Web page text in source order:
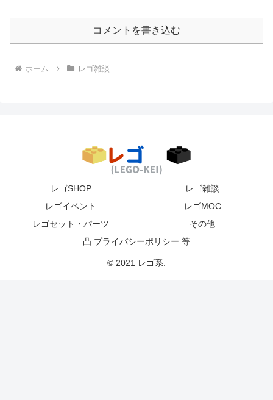
コメントを書き込む
ホーム レゴ雑談
レゴSHOP
レゴ雑談
レゴイベント
レゴMOC
レゴセット・パーツ
その他
凸 プライバシーポリシー 等
© 2021 レゴ系.